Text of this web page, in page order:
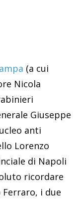
(a cui
Nicola
Giuseppe
anti
Lorenzo
di Napoli
ricordare
Ferraro, i due